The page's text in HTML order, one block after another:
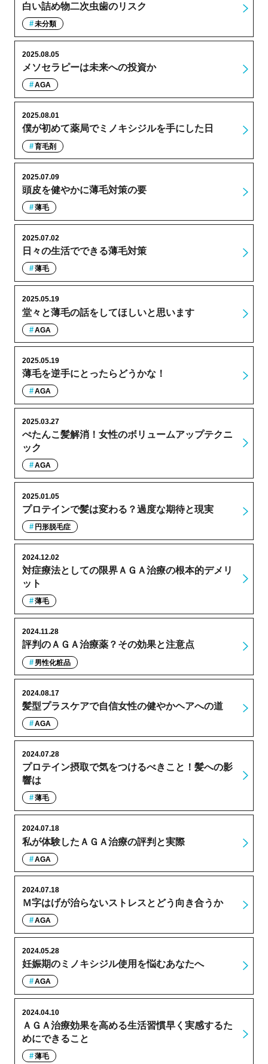
白い詰め物二次虫歯のリスク
未分類
メソセラピーは未来への投資か
2025.08.05
AGA
僕が初めて薬局でミノキシジルを手にした日
2025.08.01
育毛剤
頭皮を健やかに薄毛対策の要
2025.07.09
薄毛
日々の生活でできる薄毛対策
2025.07.02
薄毛
堂々と薄毛の話をしてほしいと思います
2025.05.19
AGA
薄毛を逆手にとったらどうかな！
2025.05.19
AGA
ぺたんこ髪解消！女性のボリュームアップテクニ
ック
2025.03.27
AGA
プロテインで髪は変わる？過度な期待と現実
2025.01.05
円形脱毛症
対症療法としての限界ＡＧＡ治療の根本的デメリ
ット
2024.12.02
薄毛
評判のＡＧＡ治療薬？その効果と注意点
2024.11.28
男性化粧品
髪型プラスケアで自信女性の健やかヘアへの道
2024.08.17
AGA
プロテイン摂取で気をつけるべきこと！髪への影
響は
2024.07.28
薄毛
私が体験したＡＧＡ治療の評判と実際
2024.07.18
AGA
Ｍ字はげが治らないストレスとどう向き合うか
2024.07.18
AGA
妊娠期のミノキシジル使用を悩むあなたへ
2024.05.28
AGA
ＡＧＡ治療効果を高める生活習慣早く実感するた
めにできること
2024.04.10
薄毛